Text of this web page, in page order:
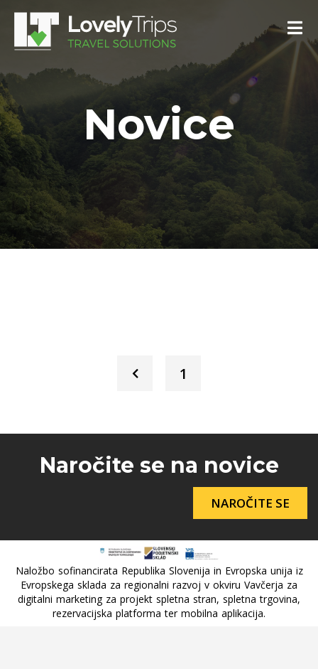
Novice
1
Naročite se na novice
NAROČITE SE
Naložbo sofinancirata Republika Slovenija in Evropska unija iz
Evropskega sklada za regionalni razvoj v okviru Vavčerja za
digitalni marketing za projekt spletna stran, spletna trgovina,
rezervacijska platforma ter mobilna aplikacija.